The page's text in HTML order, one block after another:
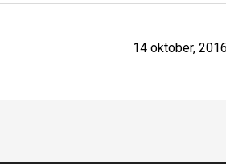
14 oktober, 2016